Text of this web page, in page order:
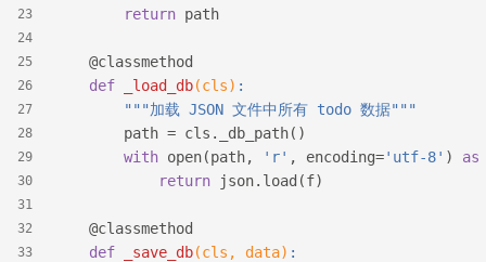
23
24
25
26
27
28
29
30
31
32
33
return path
    @classmethod
def
_load_db(cls) :
"""加载 JSON 文件中所有 todo 数据"""
        path = cls._db_path()
with open(path, 'r' , encoding='utf-8' ) as
return json.load(f)
    @classmethod
def
_save_db(cls, data) :